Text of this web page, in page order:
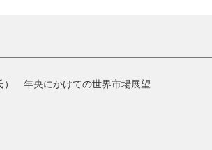
） 年央にかけての世界市場展望